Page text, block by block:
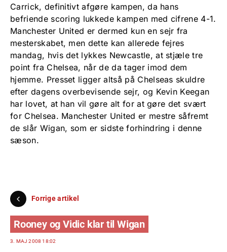
Carrick, definitivt afgøre kampen, da hans
befriende scoring lukkede kampen med cifrene 4-1.
Manchester United er dermed kun en sejr fra
mesterskabet, men dette kan allerede fejres
mandag, hvis det lykkes Newcastle, at stjæle tre
point fra Chelsea, når de da tager imod dem
hjemme. Presset ligger altså på Chelseas skuldre
efter dagens overbevisende sejr, og Kevin Keegan
har lovet, at han vil gøre alt for at gøre det svært
for Chelsea. Manchester United er mestre såfremt
de slår Wigan, som er sidste forhindring i denne
sæson.
Forrige artikel
Rooney og Vidic klar til Wigan
3. MAJ 2008 18:02